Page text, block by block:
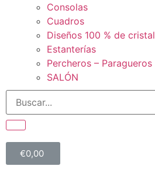
Consolas
Cuadros
Diseños 100 % de cristal
Estanterías
Percheros – Paragueros
SALÓN
€0,00